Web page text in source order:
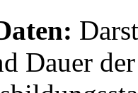
Dauer